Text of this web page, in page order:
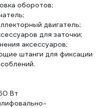
оборотов;
двигатель;
для заточки;
аксессуаров;
штанги для фиксации
Вт